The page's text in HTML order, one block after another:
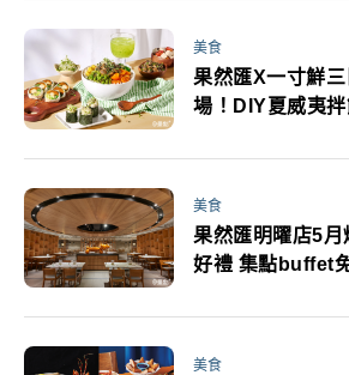
美食
果然匯X一寸鮮
場！DIY夏威夷
美食
果然匯明曜店5
好禮 集點buffet
美食